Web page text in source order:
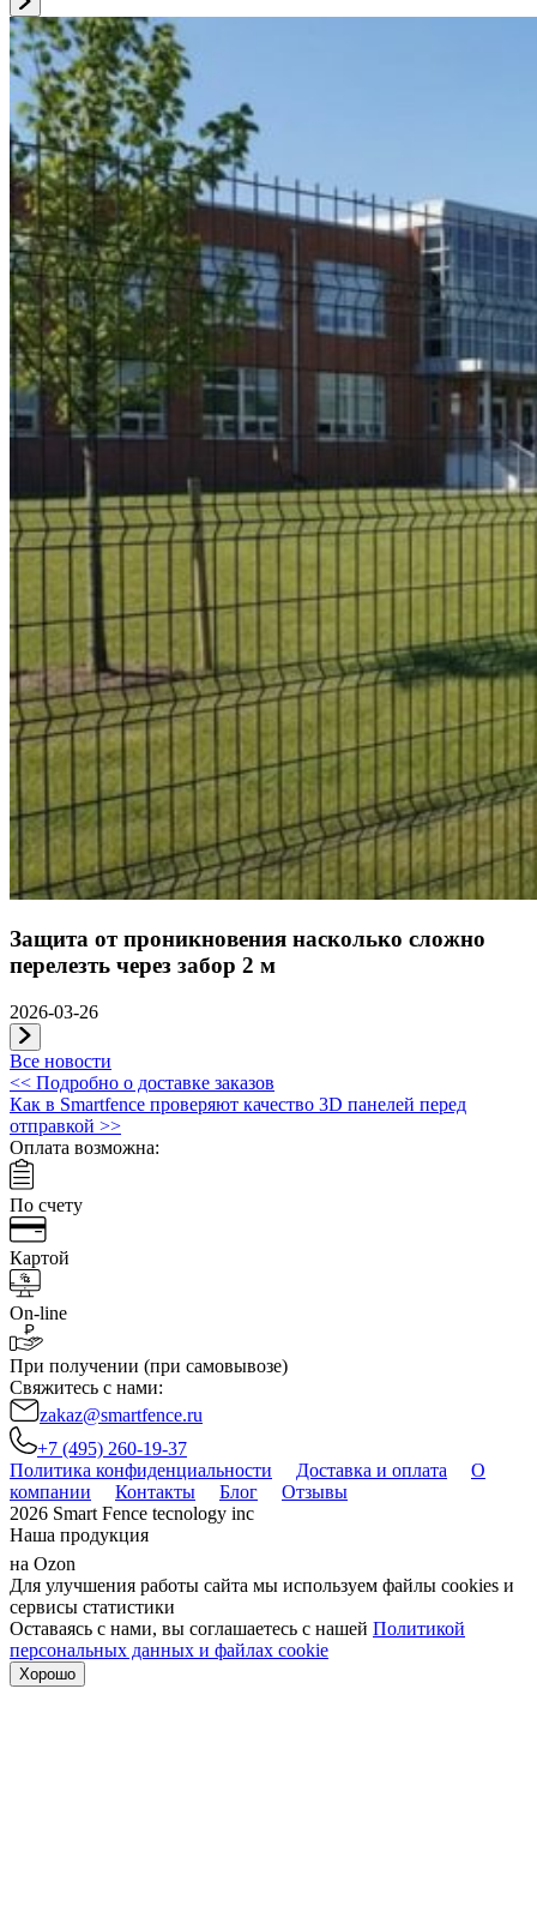
Защита от проникновения насколько сложно
перелезть через забор 2 м
2026-03-26
Все новости
Навигация
по
записям
<< Подробно о доставке заказов
Как в Smartfence проверяют качество 3D панелей перед
отправкой >>
Оплата возможна:
По счету
Картой
On-line
При получении (при самовывозе)
Свяжитесь с нами:
zakaz@smartfence.ru
+7 (495) 260-19-37
Политика конфиденциальности
Доставка и оплата
О
компании
Контакты Блог
Отзывы
2026 Smart Fence tecnology inc
Наша продукция
на Ozon
Для улучшения работы сайта мы используем файлы cookies и
сервисы статистики
Оставаясь с нами, вы соглашаетесь с нашей Политикой
персональных данных и файлах cookie
Хорошо